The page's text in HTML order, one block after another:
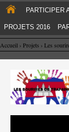
PARTICIPER
PROJETS 2016
Accueil › Projets › Les